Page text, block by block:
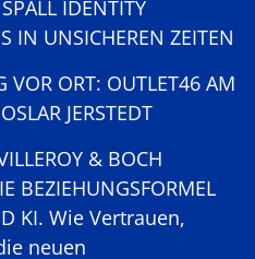
IDENTITY
IN UNSICHEREN ZEITEN
VOR ORT: OUTLET46 AM
JERSTEDT
& BOCH
BEZIEHUNGSFORMEL
KI. Wie Vertrauen,
neuen